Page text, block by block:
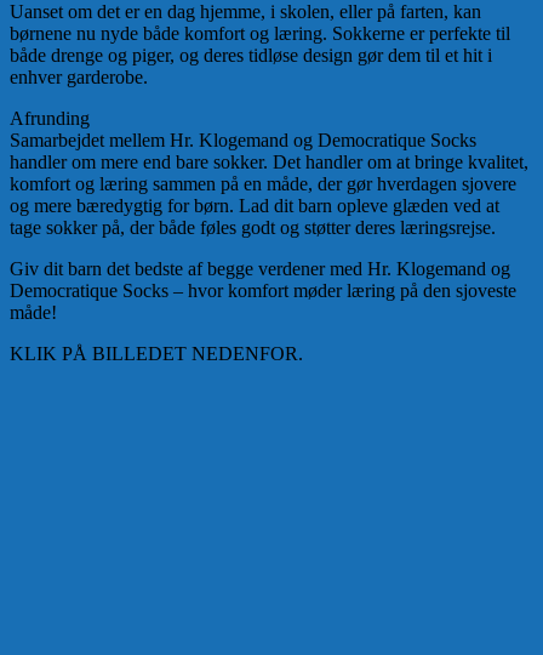
Uanset om det er en dag hjemme, i skolen, eller på farten, kan
børnene nu nyde både komfort og læring. Sokkerne er perfekte til
både drenge og piger, og deres tidløse design gør dem til et hit i
enhver garderobe.
Afrunding
Samarbejdet mellem Hr. Klogemand og Democratique Socks
handler om mere end bare sokker. Det handler om at bringe kvalitet,
komfort og læring sammen på en måde, der gør hverdagen sjovere
og mere bæredygtig for børn. Lad dit barn opleve glæden ved at
tage sokker på, der både føles godt og støtter deres læringsrejse.
Giv dit barn det bedste af begge verdener med Hr. Klogemand og
Democratique Socks – hvor komfort møder læring på den sjoveste
måde!
KLIK PÅ BILLEDET NEDENFOR.